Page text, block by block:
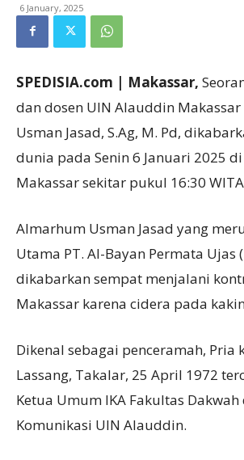
6 January, 2025
SPEDISIA.com | Makassar,
dan dosen UIN Alauddin Makassar
Usman Jasad, S.Ag, M. Pd,
dunia pada Senin 6 Januari 2025 di
Makassar sekitar pukul 16:30
Almarhum Usman Jasad yang
Utama PT. Al-Bayan Permata Ujas
dikabarkan sempat menjalani
Makassar karena cidera pada
Dikenal sebagai penceramah, Pria
Lassang, Takalar, 25 April 1972
Ketua Umum IKA Fakultas Dakwah
Komunikasi UIN Alauddin.